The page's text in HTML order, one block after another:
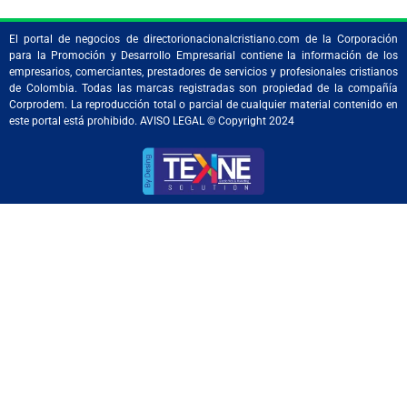
El portal de negocios de directorionacionalcristiano.com de la Corporación
para la Promoción y Desarrollo Empresarial contiene la información de los
empresarios, comerciantes, prestadores de servicios y profesionales cristianos
de Colombia. Todas las marcas registradas son propiedad de la compañía
Corprodem. La reproducción total o parcial de cualquier material contenido en
este portal está prohibido. AVISO LEGAL © Copyright 2024